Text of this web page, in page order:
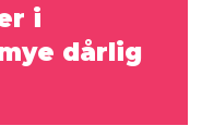
i
dårlig